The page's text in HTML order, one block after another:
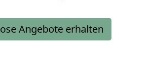
Angebote erhalten